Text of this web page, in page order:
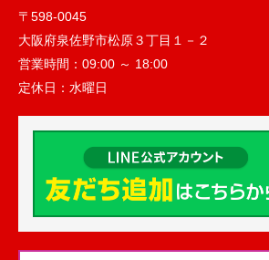
〒598-0045
大阪府泉佐野市松原３丁目１－２
営業時間： 09:00 ～ 18:00
定休日： 水曜日